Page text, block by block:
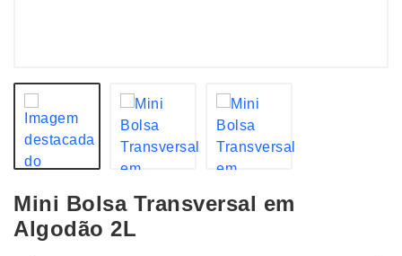
Mini Bolsa Transversal em
Algodão 2L